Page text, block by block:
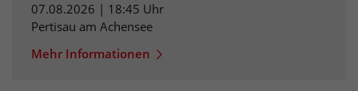
07.08.2026 | 18:45 Uhr
Pertisau am Achensee
Mehr Informationen